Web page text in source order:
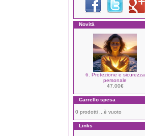
Novità
6. Protezione e sicurezza
personale
47.00€
Carrello spesa
0 prodotti ...è vuoto
Links